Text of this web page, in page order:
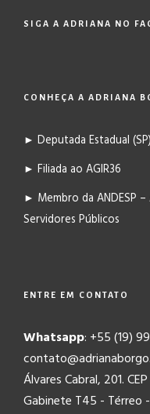
SIGA A ADRIANA NO
CONHEÇA A ADRIANA
► Deputada Estadual (SP)
► Filiada ao AGIR36
► Membro da ANDESP
Servidores Públicos
ENTRE EM CONTATO
Whatsapp: +55 (19)
Álvares Cabral, 201.
Gabinete T45 - Térreo